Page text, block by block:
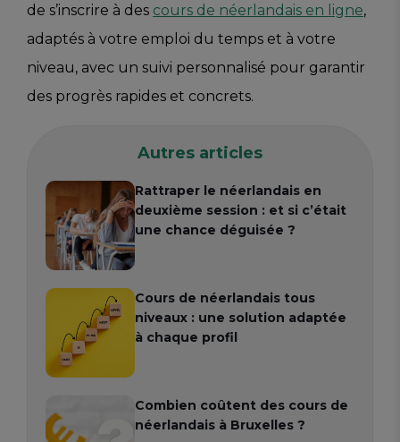
de s’inscrire à des cours de néerlandais en ligne,
adaptés à votre emploi du temps et à votre
niveau, avec un suivi personnalisé pour garantir
des progrès rapides et concrets.
Autres articles
Rattraper le néerlandais en
deuxième session : et si c’était
une chance déguisée ?
Cours de néerlandais tous
niveaux : une solution adaptée
à chaque profil
Combien coûtent des cours de
néerlandais à Bruxelles ?